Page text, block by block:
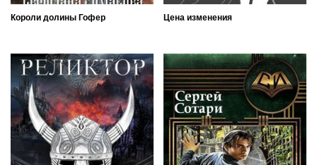
Короли долины Гофер Цена изменения